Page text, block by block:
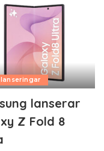
lanserar
Z Fold 8